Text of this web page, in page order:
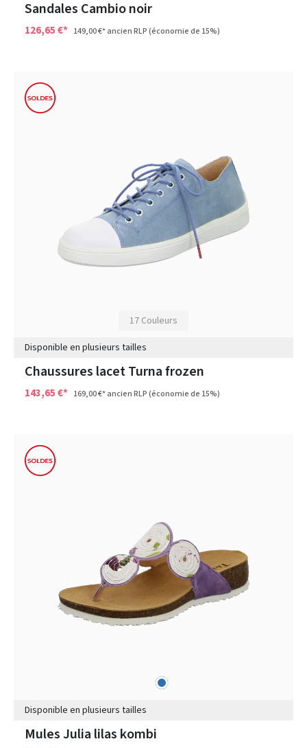
Sandales Cambio noir
126,65 €* 149,00 €*ancien RLP(économie de 15%)
17 Couleurs
Disponible en plusieurs tailles
Chaussures lacet Turna frozen
143,65 €* 169,00 €*ancien RLP(économie de 15%)
bleu
Disponible en plusieurs tailles
Mules Julia lilas kombi